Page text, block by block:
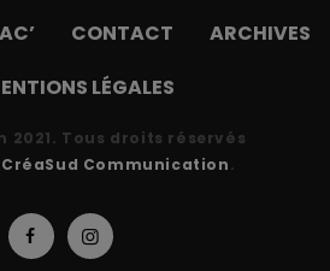
CONTACT
ARCHIVES
LÉGALES
2021. Tous droits réservés
CréaSud Communication.